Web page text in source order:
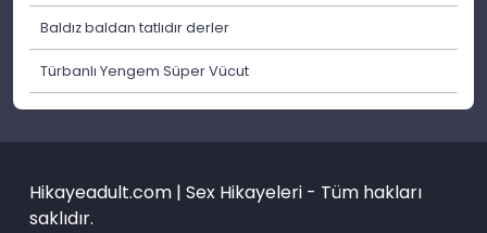
Baldız baldan tatlıdır derler
Türbanlı Yengem Süper Vücut
Hikayeadult.com | Sex Hikayeleri - Tüm hakları
saklıdır.